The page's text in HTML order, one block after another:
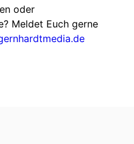
oder
Meldet Euch gerne